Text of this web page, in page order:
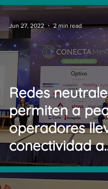
el mercado
América Latina
Redes
permiten a
operadores
conectividad a
usuarios sin
Jun 27, 2022 2 min read